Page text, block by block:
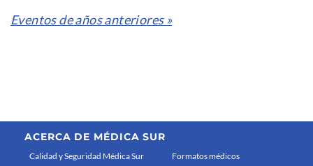
Eventos de años anteriores »
ACERCA DE MÉDICA SUR
Calidad y Seguridad Médica Sur
Formatos médicos